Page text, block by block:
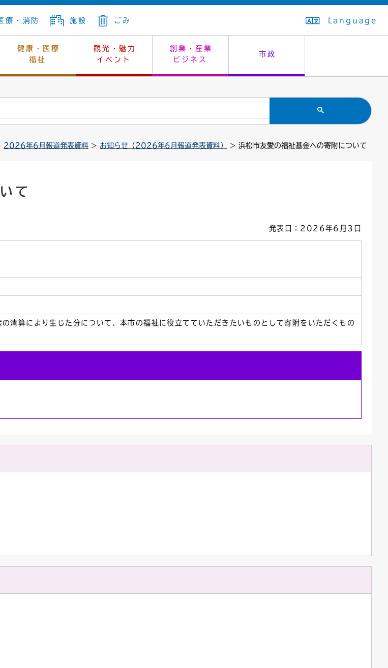
療・消防 施設 ごみ Language
健康・医療
福祉
観光・魅力
イベント
創業・産業
ビジネス
市政
上下水道 生活排水
消費生活 市民安全
環境 住居表示
生涯学習 教育委員会
幼稚園一覧 入学式・卒業式
一覧 通学区域
休日当番医 救急・夜間診療
感染症
レジャー・スポーツ 施設予約（まつぼっくり）
よう、ハマライフ はたちの集い
土地 指定管理者制度
環境対策 公共事業の技術監理
企業立地 バナー広告
市長の部屋 議会
選挙 オープンデータ
例規・公示 組織案内
2026年6月報道発表資料 > お知らせ（2026年6月報道発表資料） > 浜松市友愛の福祉基金への寄附について
て
発表日：2026年6月3日
清算により生じた分について、本市の福祉に役立てていただきたいものとして寄附をいただくもの